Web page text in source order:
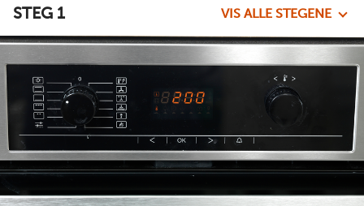
STEG 1 VIS ALLE STEGENE